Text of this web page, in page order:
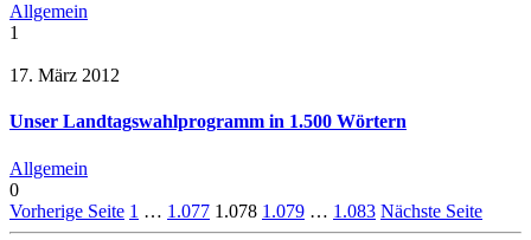
Allgemein
1
17. März 2012
Unser Landtagswahlprogramm in 1.500 Wörtern
Allgemein
0
Vorherige Seite 1 … 1.077 1.078 1.079 … 1.083 Nächste Seite